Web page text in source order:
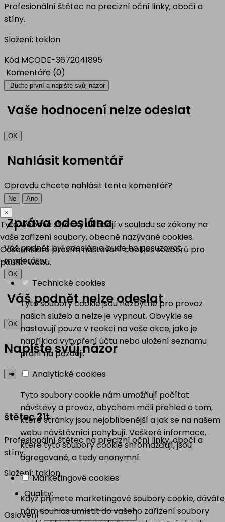
Profesionální štětec na precizní oční linky, obočí a
stíny.
Složení: taklon
Kód MCODE-3672041895
Komentáře (0)
Buďte první a napište svůj názor
Vaše hodnocení nelze odeslat
OK
Nahlásit komentář
Opravdu chcete nahlásit tento komentář?
Ne Ano
Zpráva odeslána
Váš podnět byl odeslán a bude ho posuzovat
moderátor.
OK
Váš podnět nelze odeslat
OK
Napište svůj názor
×
štětec 31t
Profesionální štětec na precizní oční linky, obočí a
stíny.
Složení: taklon
Quality:
Oslovení*
×
Tyto webové stránky ukládají v souladu se zákony na
vaše zařízení soubory, obecně nazývané cookies.
Odsouhlaste prosím nastavení cookies souborů pro
použití webu.
Technické cookies
Tyto soubory cookie jsou nezbytné pro provoz
našich služeb a nelze je vypnout. Obvykle se
nastavují pouze v reakci na vaše akce, jako je
například vytvoření účtu nebo uložení seznamu
přání na později.
Analytické cookies
Tyto soubory cookie nám umožňují počítat
návštěvy a provoz, abychom měli přehled o tom,
které stránky jsou nejoblíbenější a jak se na našem
webu návštěvníci pohybují. Veškeré informace,
které tyto soubory cookie shromažďují, jsou
agregované, a tedy anonymní.
Marketingové cookies
Když přijmete marketingové soubory cookie, dáváte
nám souhlas umístit do vašeho zařízení soubory